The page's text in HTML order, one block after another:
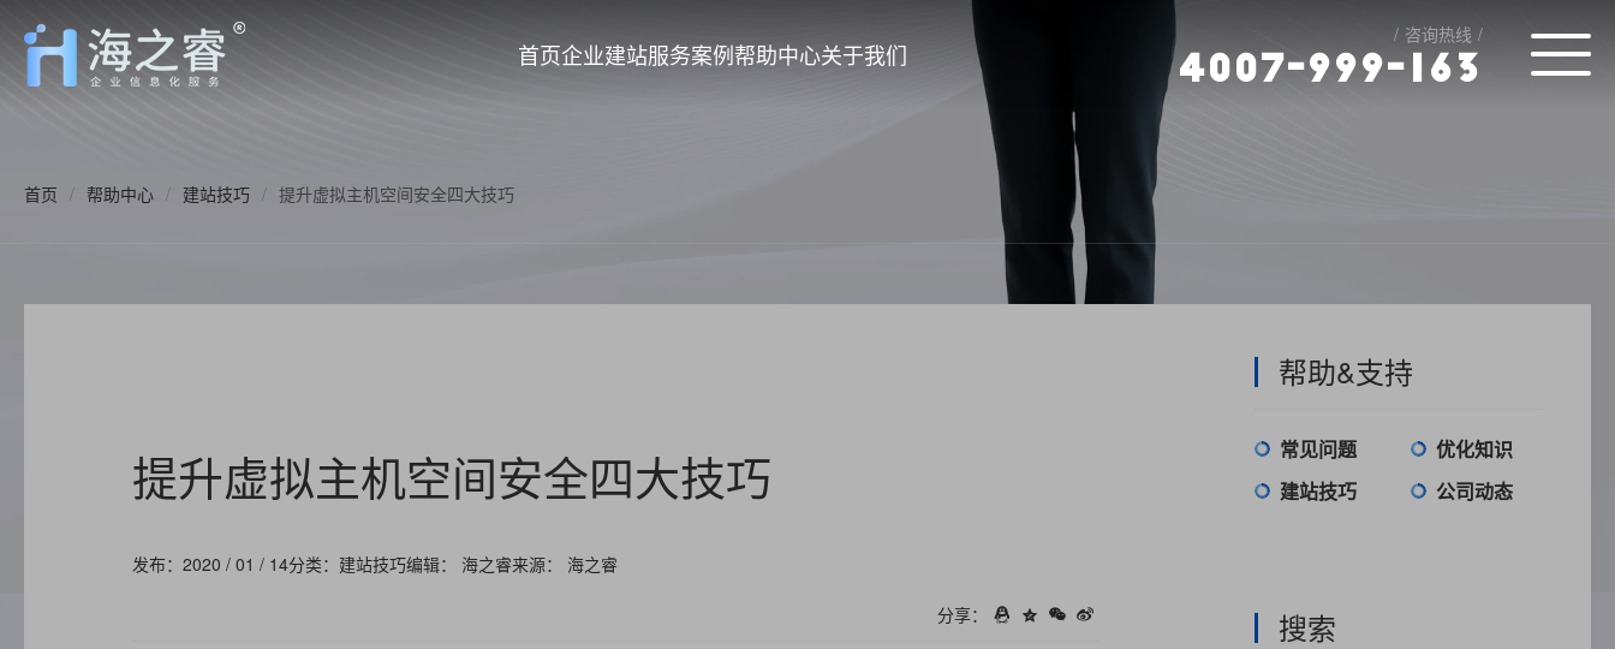
首页企业建站服务案例帮助中心关于我们
咨询热线
4007-999- 6 3
首页 / 帮助中心 / 建站技巧 / 提升虚拟主机空间安全四大技巧
提升虚拟主机空间安全四大技巧
发布：2020 / 01 / 14分类：建站技巧编辑： 海之睿来源： 海之睿
分享：
帮助&支持
常见问题
优化知识
建站技巧
公司动态
搜索